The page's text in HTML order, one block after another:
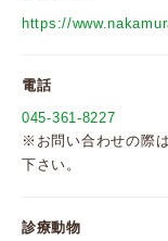
https://
電話
045-361-8227
※お問い合わせの際
下さい。
診療動物